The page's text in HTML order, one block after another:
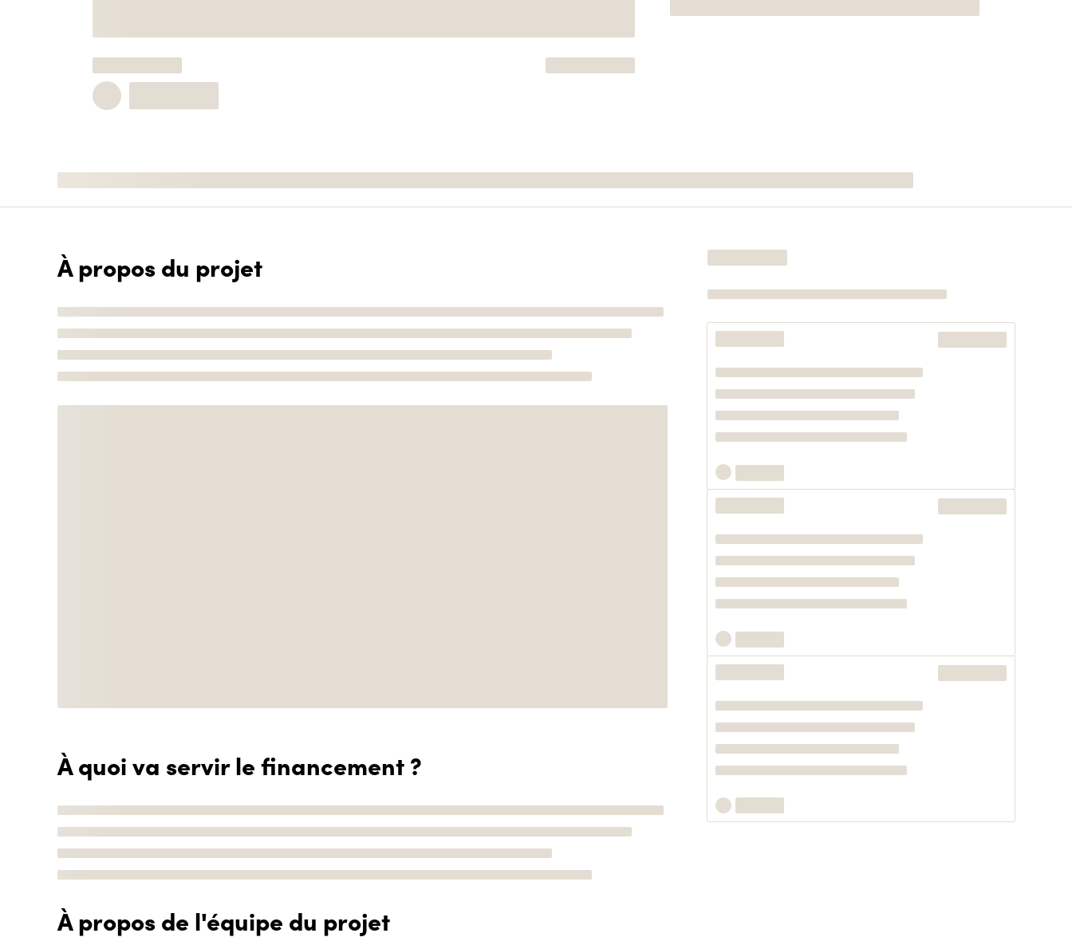
À propos du projet
À quoi va servir le financement ?
À propos de l'équipe du projet